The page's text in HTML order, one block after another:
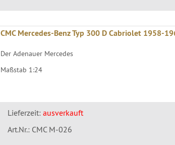
CMC Mercedes-Benz Typ 300 D Cabriolet 1958-
Der Adenauer Mercedes
Maßstab 1:24
Lieferzeit: ausverkauft
Art.Nr.: CMC M-026